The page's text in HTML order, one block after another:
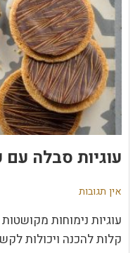
עוגיות סבלה עם
אין תגובות
עוגיות נימוחות
קלות להכנה ויכולות